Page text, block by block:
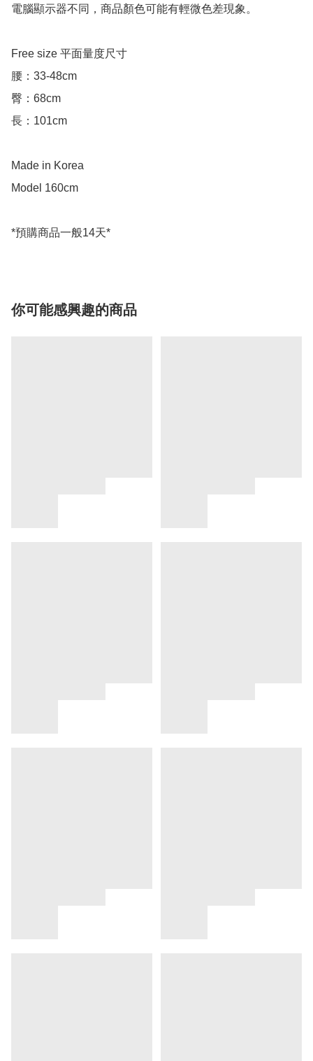
電腦顯示器不同，商品顏色可能有輕微色差現象。
Free size 平面量度尺寸
腰：33-48cm
臀：68cm
長：101cm
Made in Korea
Model 160cm
*預購商品一般14天*
你可能感興趣的商品